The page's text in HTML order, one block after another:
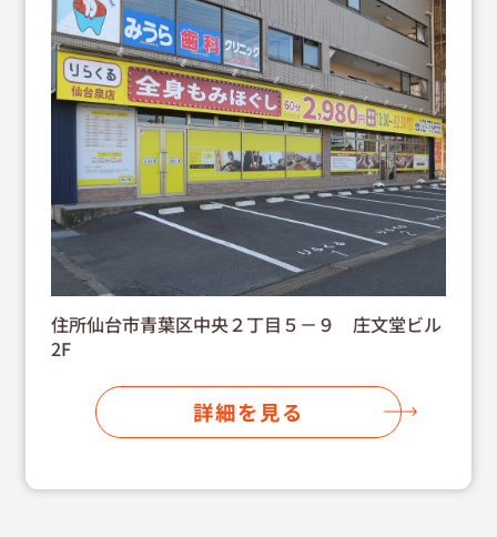
住所仙台市青葉区中央２丁目５－９ 庄文堂ビル
2F
詳細を見る